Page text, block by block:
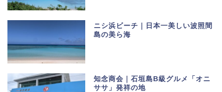
ニシ浜ビーチ｜日本一美しい波照間
島の美ら海
知念商会｜石垣島B級グルメ「オニ
ササ」発祥の地